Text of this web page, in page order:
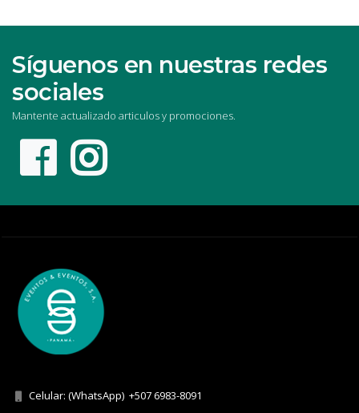
Síguenos en nuestras redes
sociales
Mantente actualizado articulos y promociones.
Celular: (WhatsApp) +507 6983-8091